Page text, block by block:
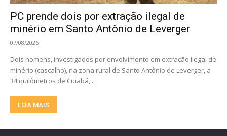
PC prende dois por extração ilegal de
minério em Santo Antônio de Leverger
07/08/2026
Dois homens, investigados por envolvimento em extração ilegal de
minério (cascalho), na zona rural de Santo Antônio de Leverger, a
34 quilômetros de Cuiabá,...
LEIA MAIS